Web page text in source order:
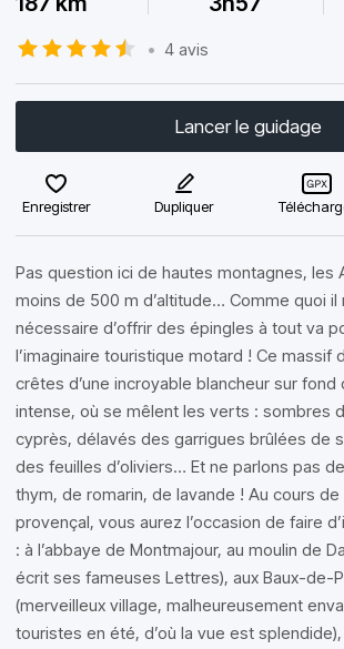
• 4 avis
Lancer le guidage
Enregistrer Dupliquer
Pas question ici de hautes montagnes, les
moins de 500 m d’altitude… Comme quoi il
nécessaire d’offrir des épingles à tout va
l’imaginaire touristique motard ! Ce massif
crêtes d’une incroyable blancheur sur fond
intense, où se mêlent les verts : sombres
cyprès, délavés des garrigues brûlées de
des feuilles d’oliviers… Et ne parlons pas
thym, de romarin, de lavande ! Au cours
provençal, vous aurez l’occasion de faire
: à l’abbaye de Montmajour, au moulin de
écrit ses fameuses Lettres), aux Baux-de-
(merveilleux village, malheureusement
touristes en été, d’où la vue est